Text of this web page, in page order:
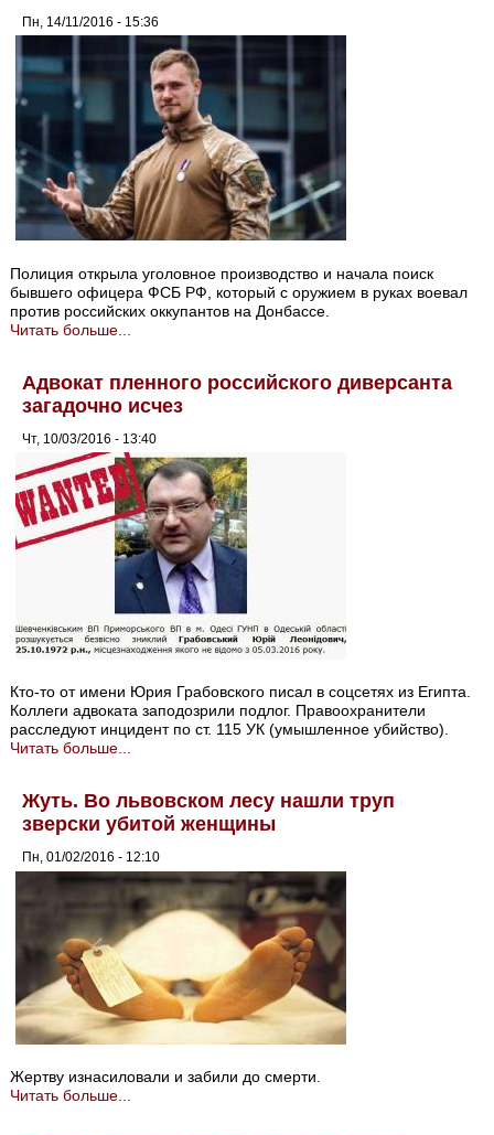
Пн, 14/11/2016 - 15:36
Полиция открыла уголовное производство и начала поиск
бывшего офицера ФСБ РФ, который с оружием в руках воевал
против российских оккупантов на Донбассе.
Читать больше...
Адвокат пленного российского диверсанта
загадочно исчез
Чт, 10/03/2016 - 13:40
Кто-то от имени Юрия Грабовского писал в соцсетях из Египта.
Коллеги адвоката заподозрили подлог. Правоохранители
расследуют инцидент по ст. 115 УК (умышленное убийство).
Читать больше...
Жуть. Во львовском лесу нашли труп
зверски убитой женщины
Пн, 01/02/2016 - 12:10
Жертву изнасиловали и забили до смерти.
Читать больше...